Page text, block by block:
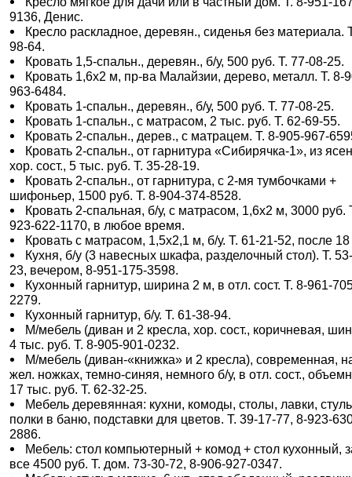
9136, Денис.
Кресло раскладное, деревян., сиденья без материала.
98-64.
Кровать 1,5-спальн., деревян., б/у, 500 руб. Т. 77-08-25.
Кровать 1,6х2 м, пр-ва Малайзии, дерево, металл. Т. 8-
963-6484.
Кровать 1-спальн., деревян., б/у, 500 руб. Т. 77-08-25.
Кровать 1-спальн., с матрасом, 2 тыс. руб. Т. 62-69-55.
Кровать 2-спальн., дерев., с матрацем. Т. 8-905-967-
Кровать 2-спальн., от гарнитура «Сибирячка-1», из
хор. сост., 5 тыс. руб. Т. 35-28-19.
Кровать 2-спальн., от гарнитура, с 2-мя тумбочками +
шифоньер, 1500 руб. Т. 8-904-374-8528.
Кровать 2-спальная, б/у, с матрасом, 1,6х2 м, 3000 руб.
923-622-1170, в любое время.
Кровать с матрасом, 1,5х2,1 м, б/у. Т. 61-21-52, после 18
Кухня, б/у (3 навесных шкафа, разделочный стол). Т.
23, вечером, 8-951-175-3598.
Кухонный гарнитур, ширина 2 м, в отл. сост. Т. 8-961-
2279.
Кухонный гарнитур, б/у. Т. 61-38-94.
М/мебель (диван и 2 кресла, хор. сост., коричневая,
4 тыс. руб. Т. 8-905-901-0232.
М/мебель (диван-«книжка» и 2 кресла), современная,
жел. ножках, темно-синяя, немного б/у, в отл. сост.,
17 тыс. руб. Т. 62-32-25.
Мебель деревянная: кухни, комоды, столы, лавки,
полки в баню, подставки для цветов. Т. 39-17-77, 8-923-
2886.
Мебель: стол компьютерный + комод + стол кухонный,
все 4500 руб. Т. дом. 73-30-72, 8-906-927-0347.